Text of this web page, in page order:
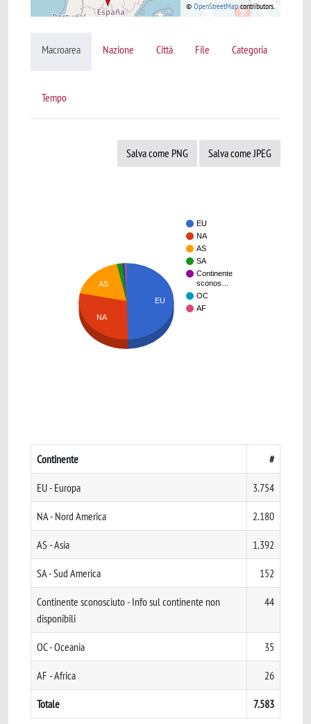
© OpenStreetMapcontributors.
Macroarea Nazione Città File Categoria
Tempo
Salva come PNG Salva come JPEG
EU
NA
AS
SA
Continente
sconos…
OC
AF
EU
AS
NA
Continente #
EU - Europa 3.754
NA - Nord America 2.180
AS - Asia 1.392
SA - Sud America 152
Continente sconosciuto - Info sul continente non
disponibili
44
OC - Oceania 35
AF - Africa 26
Totale 7.583